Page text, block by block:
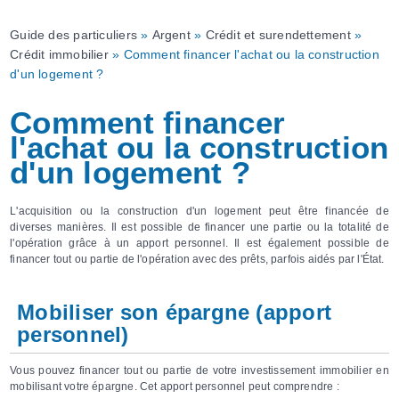
Guide des particuliers» Argent» Crédit et surendettement»
Crédit immobilier» Comment financer l'achat ou la construction
d'un logement ?
Comment financer
l'achat ou la construction
d'un logement ?
L'acquisition ou la construction d'un logement peut être financée de
diverses manières. Il est possible de financer une partie ou la totalité de
l'opération grâce à un apport personnel. Il est également possible de
financer tout ou partie de l'opération avec des prêts, parfois aidés par l'État.
Mobiliser son épargne (apport
personnel)
Vous pouvez financer tout ou partie de votre investissement immobilier en
mobilisant votre épargne. Cet apport personnel peut comprendre :